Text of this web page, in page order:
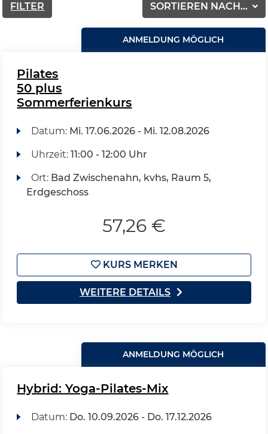
SORTIEREN NACH...
FILTER
ANMELDUNG MÖGLICH
Pilates
50 plus
Sommerferienkurs
Datum: Mi. 17.06.2026 - Mi. 12.08.2026
Uhrzeit: 11:00 - 12:00 Uhr
Ort: Bad Zwischenahn, kvhs, Raum 5,
Erdgeschoss
57,26 €
KURS MERKEN
WEITERE DETAILS
ANMELDUNG MÖGLICH
Hybrid: Yoga-Pilates-Mix
Datum: Do. 10.09.2026 - Do. 17.12.2026